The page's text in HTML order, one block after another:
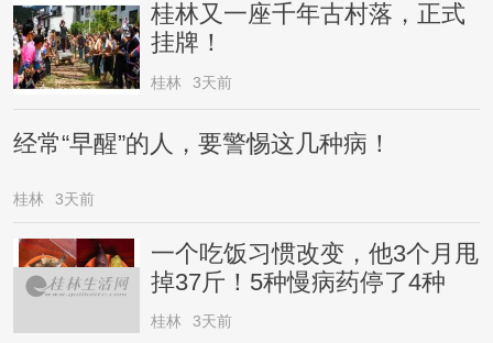
桂林又一座千年古村落，正式
挂牌！
桂林 3天前
经常“早醒”的人，要警惕这几种病！
桂林 3天前
一个吃饭习惯改变，他3个月甩
掉37斤！5种慢病药停了4种
桂林 3天前